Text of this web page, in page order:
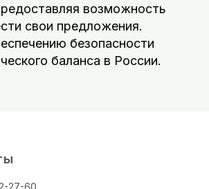
возможность
свои предложения.
безопасности
баланса в России.
27-60